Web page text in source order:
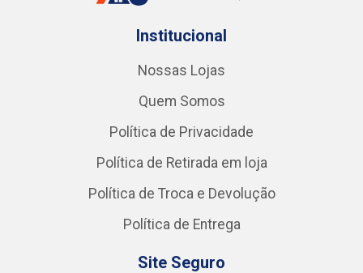
Institucional
Nossas Lojas
Quem Somos
Política de Privacidade
Política de Retirada em loja
Política de Troca e Devolução
Política de Entrega
Site Seguro